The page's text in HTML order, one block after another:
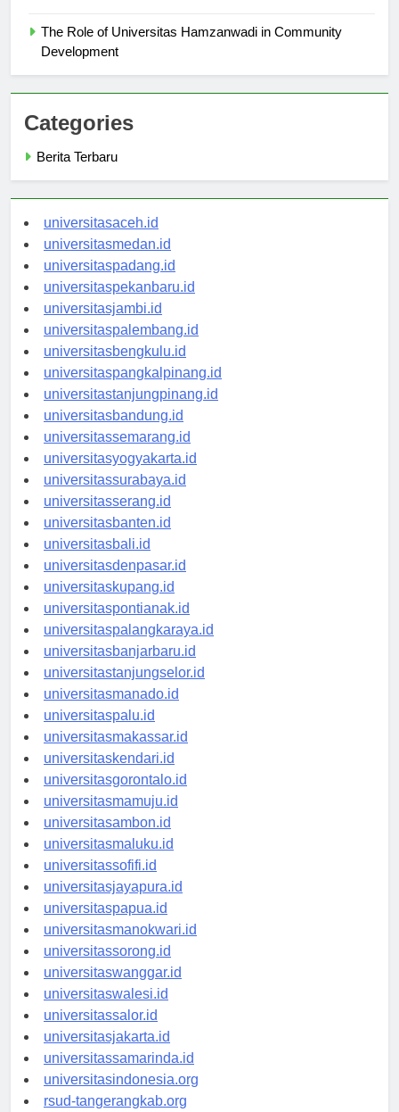
The Role of Universitas Hamzanwadi in Community
Categories
universitasaceh.id
universitasmedan.id
universitaspadang.id
universitaspekanbaru.id
universitasjambi.id
universitaspalembang.id
universitasbengkulu.id
universitaspangkalpinang.id
universitastanjungpinang.id
universitasbandung.id
universitassemarang.id
universitasyogyakarta.id
universitassurabaya.id
universitasserang.id
universitasbanten.id
universitasbali.id
universitasdenpasar.id
universitaskupang.id
universitaspontianak.id
universitaspalangkaraya.id
universitasbanjarbaru.id
universitastanjungselor.id
universitasmanado.id
universitaspalu.id
universitasmakassar.id
universitaskendari.id
universitasgorontalo.id
universitasmamuju.id
universitasambon.id
universitasmaluku.id
universitassofifi.id
universitasjayapura.id
universitaspapua.id
universitasmanokwari.id
universitassorong.id
universitaswanggar.id
universitaswalesi.id
universitassalor.id
universitasjakarta.id
universitassamarinda.id
universitasindonesia.org